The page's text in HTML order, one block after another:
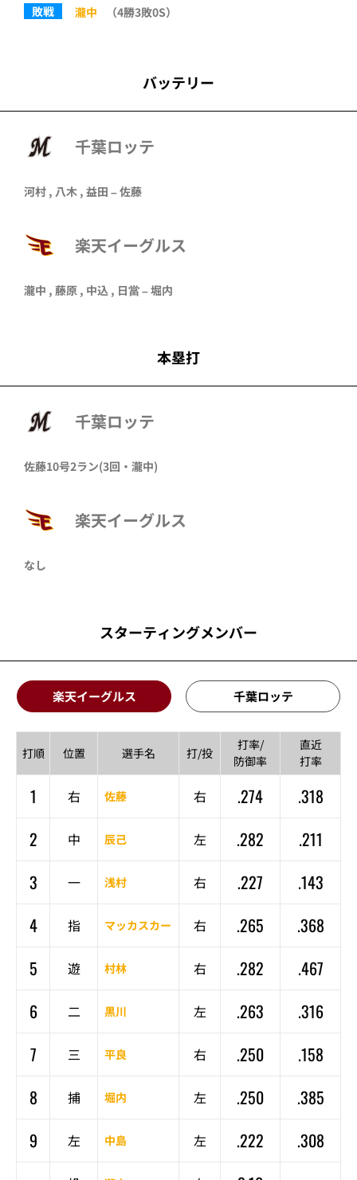
敗戦
瀧中 （4勝3敗0S）
バッテリー
千葉ロッテ
河村 , 八木 , 益田 –佐藤
楽天イーグルス
瀧中 , 藤原 , 中込 , 日當–堀内
本塁打
千葉ロッテ
佐藤10号2ラン(3回・ 瀧中)
楽天イーグルス
なし
スターティングメンバー
楽天イーグルス 千葉ロッテ
打順 位置 選手名 打/投
打率/
防御率
直近
打率
1 右 佐藤 右 .274
.318
2
中 辰己 左 .282
.211
3
一 浅村 右 .227
.143
4
指 マッカスカー 右 .265
.368
5
遊 村林 右 .282
.467
6
二 黒川 左 .263
.316
7
三 平良 右 .250
.158
8
捕 堀内 左 .250
.385
9
左 中島 左 .222
.308